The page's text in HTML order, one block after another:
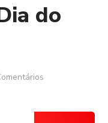
do